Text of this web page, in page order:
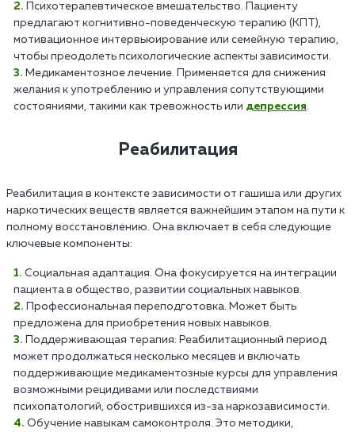
Психотерапевтическое вмешательство. Пациенту
предлагают когнитивно-поведенческую терапию (КПТ),
мотивационное интервьюирование или семейную терапию,
чтобы преодолеть психологические аспекты зависимости.
Медикаментозное лечение. Применяется для снижения
желания к употреблению и управления сопутствующими
состояниями, такими как тревожность или депрессия.
Реабилитация
Реабилитация в контексте зависимости от гашиша или других
наркотических веществ является важнейшим этапом на пути к
полному восстановлению. Она включает в себя следующие
ключевые компоненты:
Социальная адаптация. Она фокусируется на интеграции
пациента в общество, развитии социальных навыков.
Профессиональная переподготовка. Может быть
предложена для приобретения новых навыков.
Поддерживающая терапия: Реабилитационный период
может продолжаться несколько месяцев и включать
поддерживающие медикаментозные курсы для управления
возможными рецидивами или последствиями
психопатологий, обострившихся из-за наркозависимости.
Обучение навыкам самоконтроля. Это методики,